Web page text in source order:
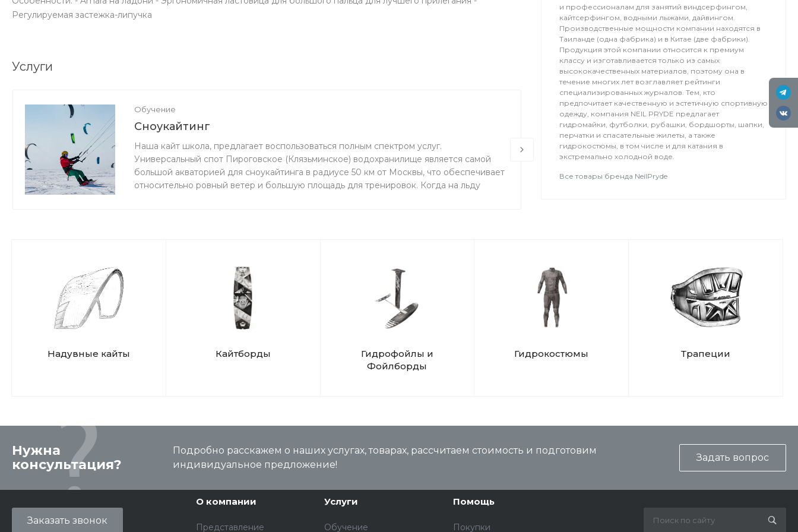
Регулируемая застежка-липучка
Услуги
Обучение
Сноукайтинг
Наша кайт школа, предлагает воспользоваться полным спектром услуг.
Универсальный спот Пироговское (Клязьминское) водохранилище является самой
большой акваторией для сноукайтинга в радиусе 50 км от Москвы, что обеспечивает
относительно ровный ветер и большую площадь для тренировок. Когда на льду
Туры
Мелодия Ветра
Друзья, приглашаем всех на 10
Kiteclass. Вас ждет кайтсерфинг
островов Красного моря,
и профессионалам для занятий виндсерфингом,
кайтсерфингом, водными лыжами, дайвингом.
Производственные мощности компании находятся в
Таиланде (одна фабрика) и в Китае (две фабрики).
Продукция этой компании относится к премиум
классу и изготавливается только из самых
высококачественных материалов, поэтому она в
течение многих лет возглавляет рейтинги
специализированных журналов. Тем, кто
предпочитает качественную и эстетичную спортивную
одежду, компания NEIL PRYDE предлагает
гидромайки, футболки, рубашки, бордшорты, шапки,
перчатки и спасательные жилеты, а также
гидрокостюмы, в том числе и для катания в
экстремально холодной воде.
Все товары бренда NeilPryde
Надувные кайты Кайтборды
Гидрофойлы и
Фойлборды
Гидрокостюмы Трапеции
Нужна
консультация?
Подробно расскажем о наших услугах, товарах, рассчитаем стоимость и подготовим
индивидуальное предложение!
Задать вопрос
Заказать звонок
О компании
Представление
Услуги
Обучение
Помощь
Покупки